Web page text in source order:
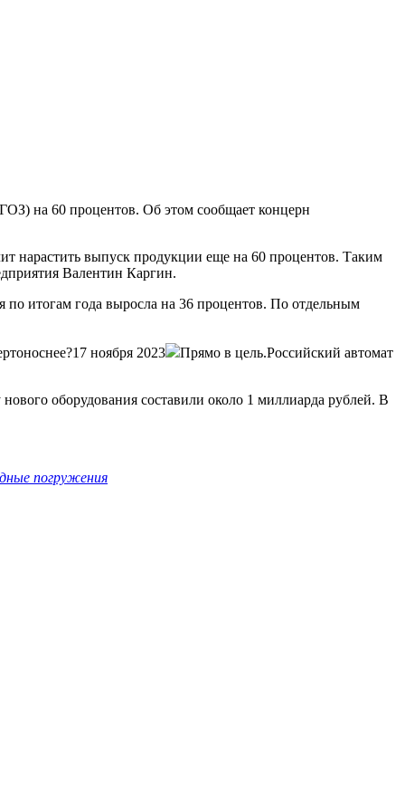
на 60 процентов. Об этом сообщает концерн
нарастить выпуск продукции еще на 60 процентов. Таким
Валентин Каргин.
по итогам года выросла на 36 процентов. По отдельным
ноября 2023
Прямо в цель.Российский автомат
оборудования составили около 1 миллиарда рублей. В
погружения